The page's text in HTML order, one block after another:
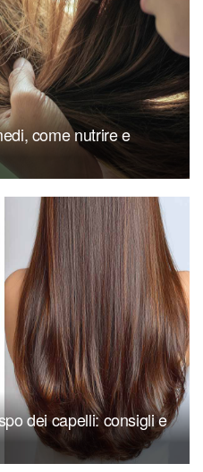
come nutrire e
dei capelli: consigli e